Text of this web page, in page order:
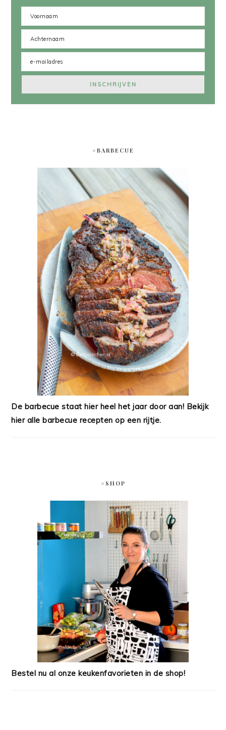
#BARBECUE
De barbecue staat hier heel het jaar door aan! Bekijk
hier alle barbecue recepten op een rijtje.
#SHOP
Bestel nu al onze keukenfavorieten in de shop!